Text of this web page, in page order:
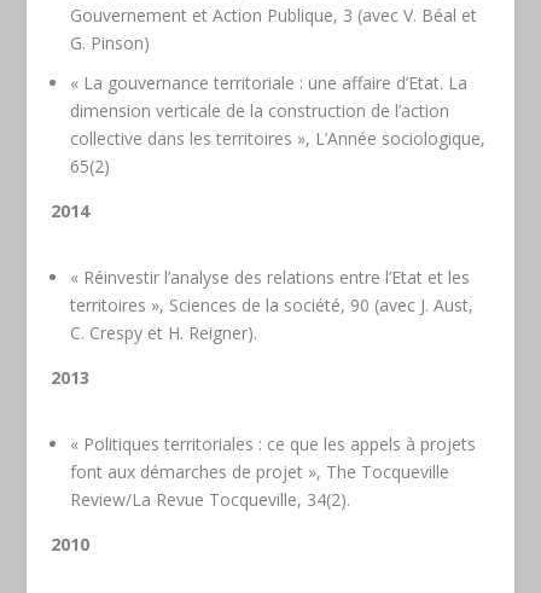
Gouvernement et Action Publique, 3 (avec V. Béal et
G. Pinson)
« La gouvernance territoriale : une affaire d’Etat. La
dimension verticale de la construction de l’action
collective dans les territoires », L’Année sociologique,
65(2)
2014
« Réinvestir l’analyse des relations entre l’Etat et les
territoires », Sciences de la société, 90 (avec J. Aust,
C. Crespy et H. Reigner).
2013
« Politiques territoriales : ce que les appels à projets
font aux démarches de projet », The Tocqueville
Review/La Revue Tocqueville, 34(2).
2010